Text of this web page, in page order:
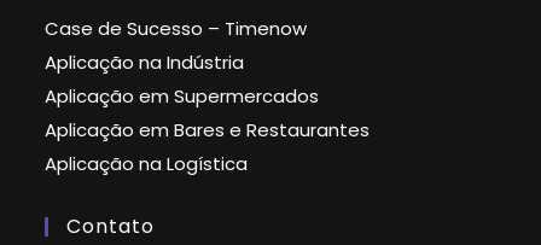
Case de Sucesso – Timenow
Aplicação na Indústria
Aplicação em Supermercados
Aplicação em Bares e Restaurantes
Aplicação na Logística
Contato